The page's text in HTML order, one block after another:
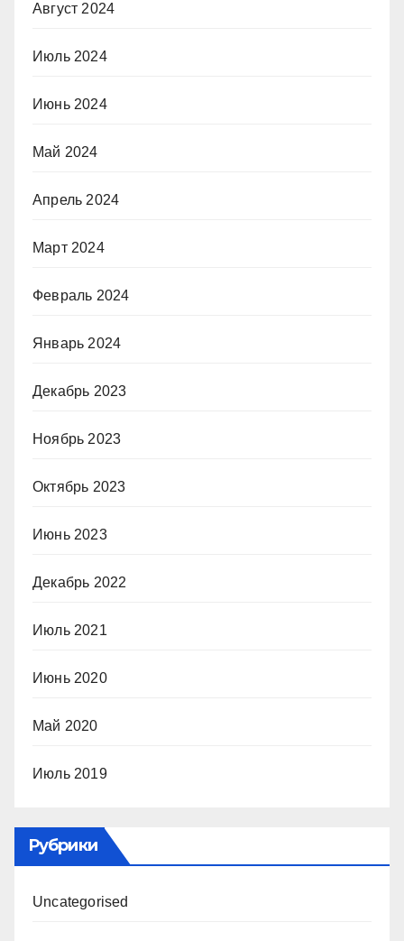
Август 2024
Июль 2024
Июнь 2024
Май 2024
Апрель 2024
Март 2024
Февраль 2024
Январь 2024
Декабрь 2023
Ноябрь 2023
Октябрь 2023
Июнь 2023
Декабрь 2022
Июль 2021
Июнь 2020
Май 2020
Июль 2019
Рубрики
Uncategorised